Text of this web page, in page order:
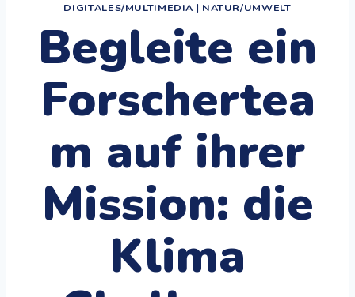
DIGITALES/MULTIMEDIA | NATUR/UMWELT
Begleite ein
Forschertea
m auf ihrer
Mission: die
Klima